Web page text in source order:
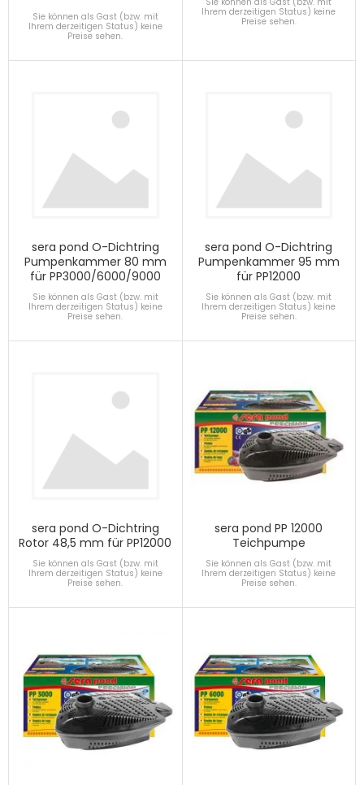
Sie können als Gast (bzw. mit
Ihrem derzeitigen Status) keine
Preise sehen.
Ihrem derzeitigen Status) keine
Preise sehen.
sera pond O-Dichtring
Pumpenkammer 80 mm
für PP3000/6000/9000
Sie können als Gast (bzw. mit
Ihrem derzeitigen Status) keine
Preise sehen.
sera pond O-Dichtring
Pumpenkammer 95 mm
für PP12000
Sie können als Gast (bzw. mit
Ihrem derzeitigen Status) keine
Preise sehen.
sera pond O-Dichtring
Rotor 48,5 mm für PP12000
Sie können als Gast (bzw. mit
Ihrem derzeitigen Status) keine
Preise sehen.
sera pond PP 12000
Teichpumpe
Sie können als Gast (bzw. mit
Ihrem derzeitigen Status) keine
Preise sehen.